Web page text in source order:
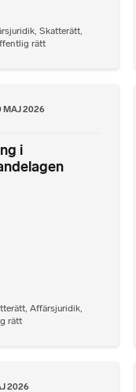
, Skatterätt,
rätt
MAJ 2026
i
, Affärsjuridik,
rätt
2026